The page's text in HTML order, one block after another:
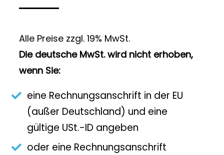
Alle Preise zzgl. 19% MwSt.
Die deutsche MwSt. wird nicht erhoben,
wenn Sie:
eine Rechnungsanschrift in der EU
(außer Deutschland) und eine
gültige USt.-ID angeben
oder eine Rechnungsanschrift